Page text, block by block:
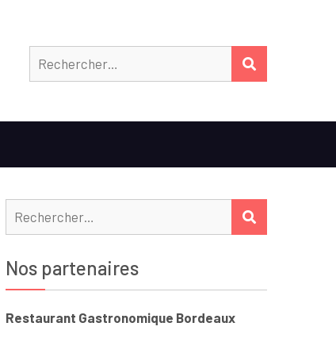
Rechercher :
Nos partenaires
Restaurant Gastronomique Bordeaux